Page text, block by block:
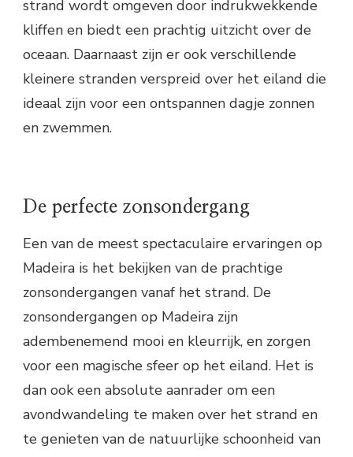
strand wordt omgeven door indrukwekkende
kliffen en biedt een prachtig uitzicht over de
oceaan. Daarnaast zijn er ook verschillende
kleinere stranden verspreid over het eiland die
ideaal zijn voor een ontspannen dagje zonnen
en zwemmen.
De perfecte zonsondergang
Een van de meest spectaculaire ervaringen op
Madeira is het bekijken van de prachtige
zonsondergangen vanaf het strand. De
zonsondergangen op Madeira zijn
adembenemend mooi en kleurrijk, en zorgen
voor een magische sfeer op het eiland. Het is
dan ook een absolute aanrader om een
avondwandeling te maken over het strand en
te genieten van de natuurlijke schoonheid van